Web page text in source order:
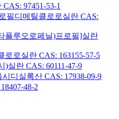
97451-53-1
필디메틸클로로실란 CAS:
플루오로페닐)프로필]실란
로실란 CAS: 163155-57-5
실란 CAS: 60111-47-9
디실록산 CAS: 17938-09-9
48-2